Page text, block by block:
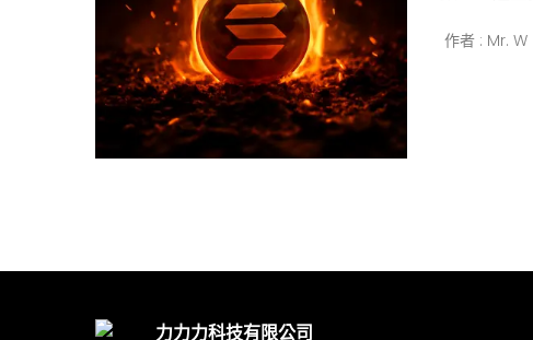
作者 : Mr. W
力力力科技有限公司